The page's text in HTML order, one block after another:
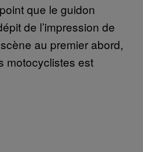
que le guidon
de l’impression de
au premier abord,
motocyclistes est